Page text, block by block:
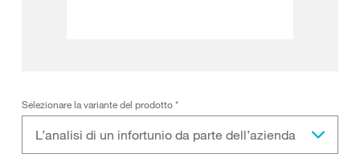
Selezionare la variante del prodotto*
L’analisi di un infortunio da parte dell’azienda